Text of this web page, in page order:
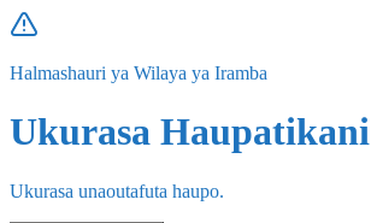
Halmashauri ya Wilaya ya Iramba
Ukurasa Haupatikani
Ukurasa unaoutafuta haupo.